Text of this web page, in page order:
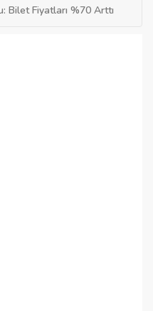
Bilet Fiyatları %70 Arttı